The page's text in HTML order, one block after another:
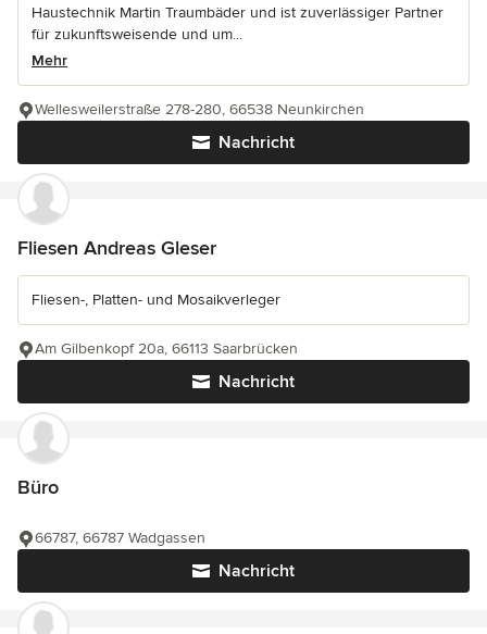
Haustechnik Martin Traumbäder und ist zuverlässiger Partner
für zukunftsweisende und um...
Mehr
Nachricht
Wellesweilerstraße 278-280, 66538 Neunkirchen
Fliesen Andreas Gleser
Fliesen-, Platten- und Mosaikverleger
Nachricht
Am Gilbenkopf 20a, 66113 Saarbrücken
Büro
Nachricht
66787, 66787 Wadgassen